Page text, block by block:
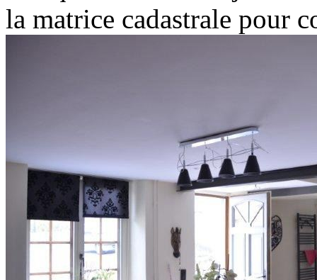
la matrice cadastrale pour